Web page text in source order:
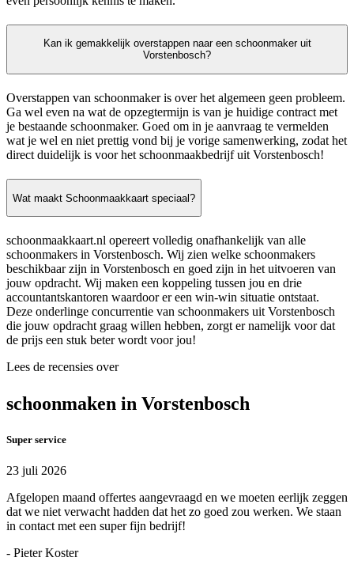
Kan ik gemakkelijk overstappen naar een schoonmaker uit
Vorstenbosch?
Overstappen van schoonmaker is over het algemeen geen probleem.
Ga wel even na wat de opzegtermijn is van je huidige contract met
je bestaande schoonmaker. Goed om in je aanvraag te vermelden
wat je wel en niet prettig vond bij je vorige samenwerking, zodat het
direct duidelijk is voor het schoonmaakbedrijf uit Vorstenbosch!
Wat maakt Schoonmaakkaart speciaal?
schoonmaakkaart.nl opereert volledig onafhankelijk van alle
schoonmakers in Vorstenbosch. Wij zien welke schoonmakers
beschikbaar zijn in Vorstenbosch en goed zijn in het uitvoeren van
jouw opdracht. Wij maken een koppeling tussen jou en drie
accountantskantoren waardoor er een win-win situatie ontstaat.
Deze onderlinge concurrentie van schoonmakers uit Vorstenbosch
die jouw opdracht graag willen hebben, zorgt er namelijk voor dat
de prijs een stuk beter wordt voor jou!
Lees de recensies over
schoonmaken in Vorstenbosch
Super service
23 juli 2026
Afgelopen maand offertes aangevraagd en we moeten eerlijk zeggen
dat we niet verwacht hadden dat het zo goed zou werken. We staan
in contact met een super fijn bedrijf!
- Pieter Koster